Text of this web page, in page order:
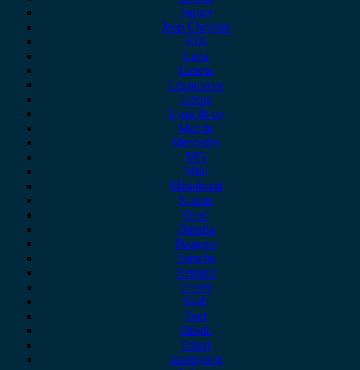
Jaguar
Jeep Chrysler
KIA
Lada
Lancia
Leapmotor
Lexus
Lynk & co
Mazda
Mercedes
MG
Mini
Mitsubishi
Nissan
Opel
Omoda
Peugeot
Porsche
Renault
Rover
Saab
Seat
Skoda
Smart
ssangyong